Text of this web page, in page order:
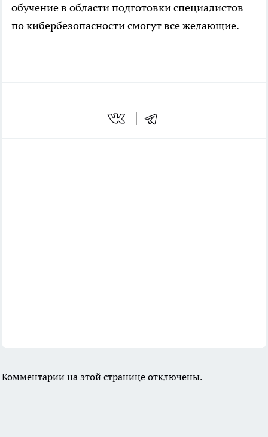
обучение в области подготовки специалистов
по кибербезопасности смогут все желающие.
Комментарии на этой странице отключены.